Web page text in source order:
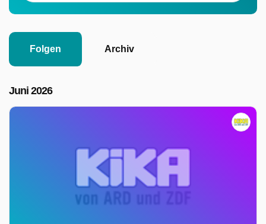
Folgen Archiv
Juni 2026